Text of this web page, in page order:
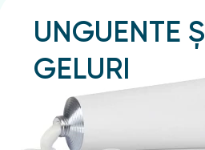
UNGUENTE ȘI
GELURI
Подробнее